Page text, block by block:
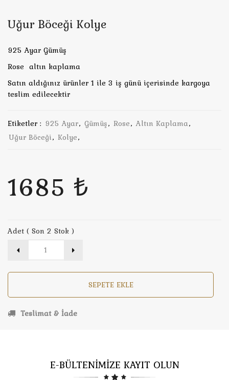
Uğur Böceği Kolye
925 Ayar Gümüş
Rose altın kaplama
Satın aldığınız ürünler 1 ile 3 iş günü içerisinde kargoya
teslim edilecektir
Etiketler : 925 Ayar, Gümüş, Rose, Altın Kaplama,
Uğur Böceği, Kolye,
1685 ₺
Adet ( Son 2 Stok )
SEPETE EKLE
Teslimat & İade
E-BÜLTENİMİZE KAYIT OLUN